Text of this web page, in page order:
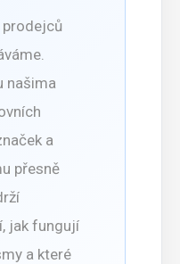
prodejců
našima
a
přesně
jak fungují
a které